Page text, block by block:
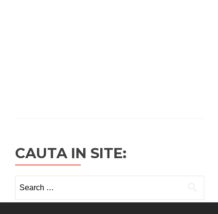
CAUTA IN SITE:
for: